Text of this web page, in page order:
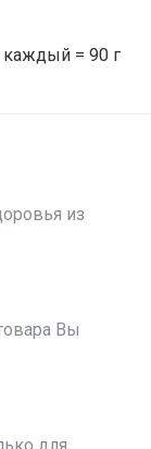
каждый = 90 г
из
Вы